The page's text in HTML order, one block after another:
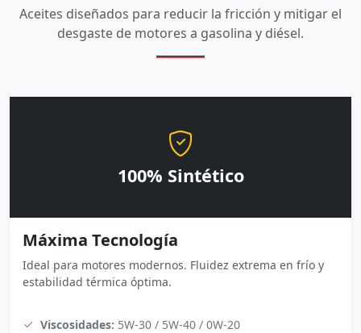
Aceites diseñados para reducir la fricción y mitigar el
desgaste de motores a gasolina y diésel.
100% Sintético
Máxima Tecnología
Ideal para motores modernos. Fluidez extrema en frío y
estabilidad térmica óptima.
Viscosidades: 5W-30 / 5W-40 / 0W-20